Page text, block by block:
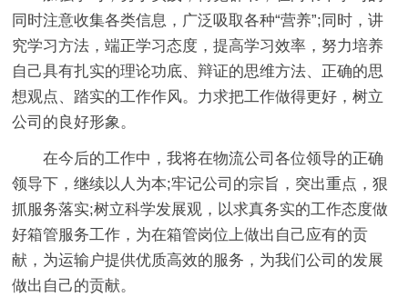
同时注意收集各类信息，广泛吸取各种“营养”;同时，讲
究学习方法，端正学习态度，提高学习效率，努力培养
自己具有扎实的理论功底、辩证的思维方法、正确的思
想观点、踏实的工作作风。力求把工作做得更好，树立
公司的良好形象。
在今后的工作中，我将在物流公司各位领导的正确
领导下，继续以人为本;牢记公司的宗旨，突出重点，狠
抓服务落实;树立科学发展观，以求真务实的工作态度做
好箱管服务工作，为在箱管岗位上做出自己应有的贡
献，为运输户提供优质高效的服务，为我们公司的发展
做出自己的贡献。